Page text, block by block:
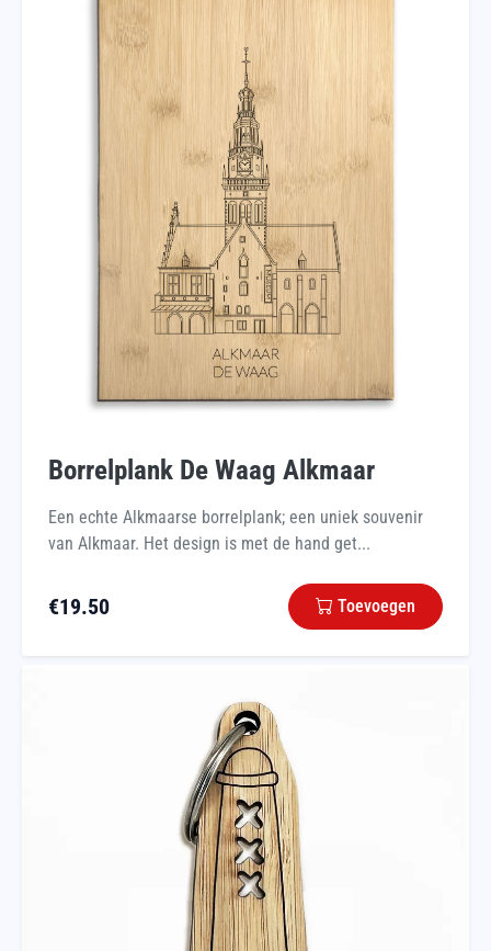
Borrelplank De Waag Alkmaar
Een echte Alkmaarse borrelplank; een uniek souvenir
van Alkmaar. Het design is met de hand get...
€19.50 Toevoegen